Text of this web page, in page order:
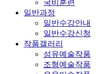
국비훈련
일반과정
일반수강안내
일반수강신청
작품갤러리
섬유예술작품
조형예술작품